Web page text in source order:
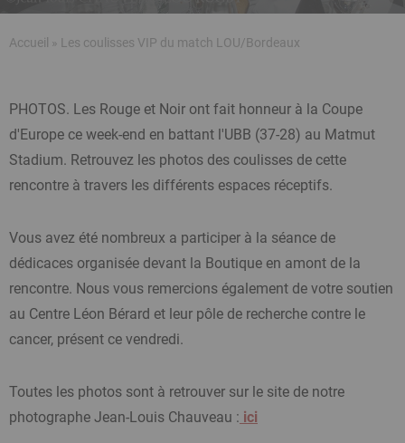
Fil
Accueil Les coulisses VIP du match LOU/Bordeaux
PHOTOS. Les Rouge et Noir ont fait honneur à la Coupe
d'Europe ce week-end en battant l'UBB (37-28) au Matmut
Stadium. Retrouvez les photos des coulisses de cette
rencontre à travers les différents espaces réceptifs.
Vous avez été nombreux a participer à la séance de
dédicaces organisée devant la Boutique en amont de la
rencontre. Nous vous remercions également de votre soutien
au Centre Léon Bérard et leur pôle de recherche contre le
cancer, présent ce vendredi.
Toutes les photos sont à retrouver sur le site de notre
photographe Jean-Louis Chauveau : ici